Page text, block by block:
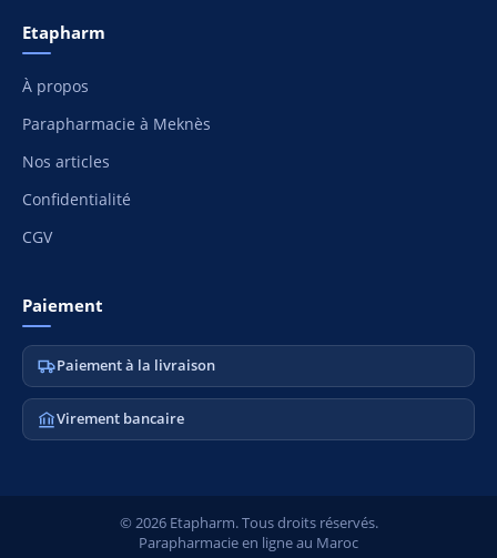
Etapharm
À propos
Parapharmacie à Meknès
Nos articles
Confidentialité
CGV
Paiement
Paiement à la livraison
Virement bancaire
© 2026 Etapharm. Tous droits réservés.
Parapharmacie en ligne au Maroc